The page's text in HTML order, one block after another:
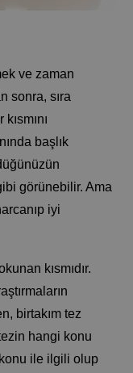
ve zaman
sonra, sıra
başlık
görünebilir. Ama
iyi
kısmıdır.
birtakım tez
hangi konu
ile ilgili olup